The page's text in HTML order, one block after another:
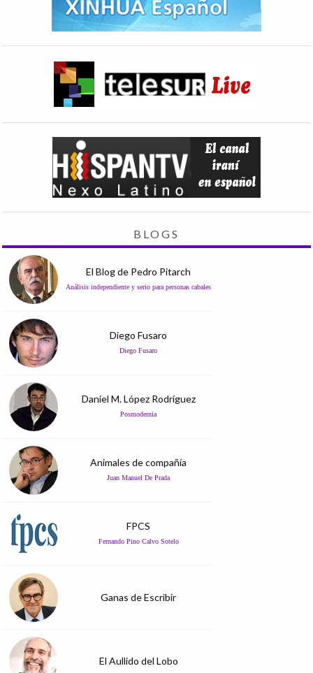
BLOGS
El Blog de Pedro Pitarch
Análisis independiente y serio para personas cabales
Diego Fusaro
Diego Fusaro
Daniel M. López Rodríguez
Posmodernia
Animales de compañía
Juan Manuel De Prada
FPCS
Fernando Pino Calvo Sotelo
Ganas de Escribir
El Aullido del Lobo